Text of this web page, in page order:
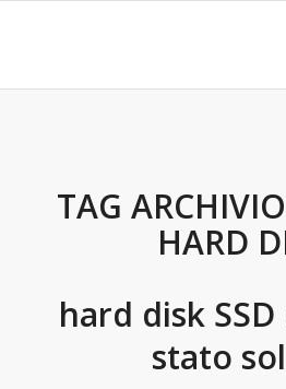
TAG
HARD
hard disk
stato